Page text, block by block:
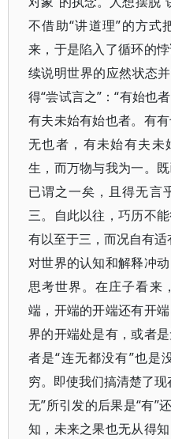
不借助“讲道理”的方式
来，于是陷入了循环的
续说明世界的应然状态
得“尝试言之”：“有始也
有夫未始有始也者。有
无也者，有未始有夫
生，而万物与我为一。
已谓之一矣，且得无言
三。自此以往，巧历不
有以至于三，而况自有
对世界的认知和解释冲
思考世界。在庄子看来
端，开端的开端还有开
界的开端处是有，或者
者是“连无都没有”也是
穷。即使我们搞清楚了
无”所引发的后果是“有”
知，未来之果也无从得